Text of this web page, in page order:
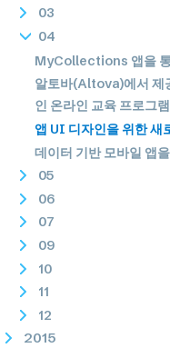
03
04
MyCollections 앱을
알토바(Altova)에서 제
인 온라인 교육 프로그
앱 UI 디자인을 위한 새
데이터 기반 모바일 앱
05
06
07
09
10
11
12
2015